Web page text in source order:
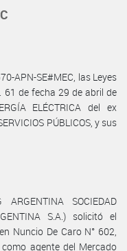
APN-SE#MEC, las Leyes
61 de fecha 29 de abril de
ELÉCTRICA del ex
PÚBLICOS, y sus
SOCIEDAD
S.A.) solicitó el
Nuncio De Caro N° 602,
agente del Mercado